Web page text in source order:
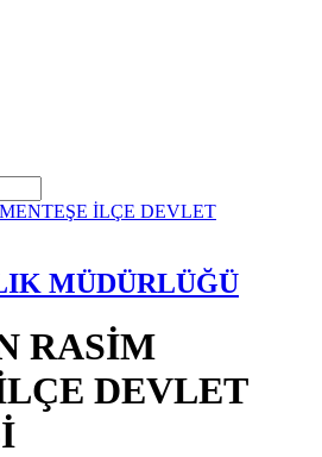
MÜDÜRLÜĞÜ
RASİM
DEVLET